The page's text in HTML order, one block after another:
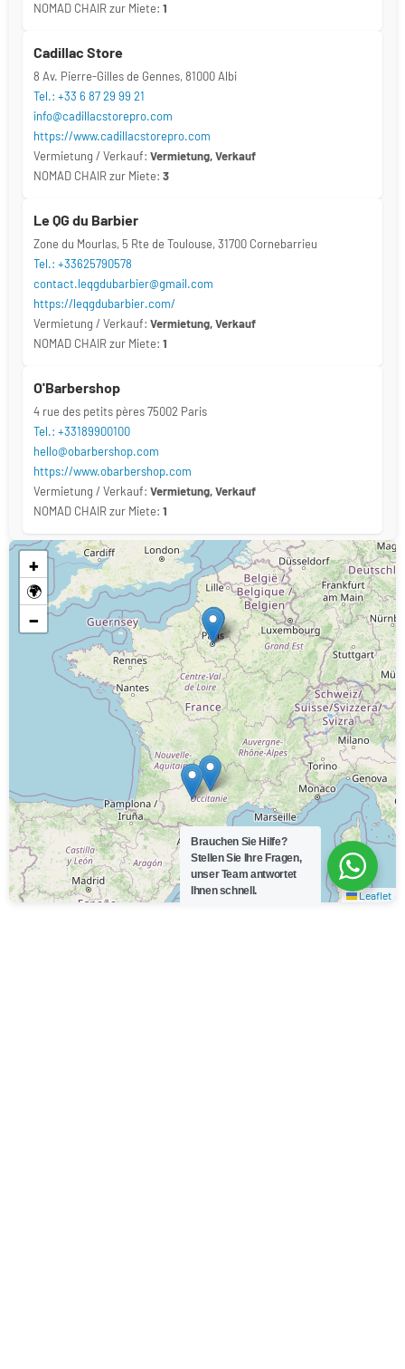
NOMAD CHAIR zur Miete: 1
Cadillac Store
8 Av. Pierre-Gilles de Gennes, 81000 Albi
Tel.: +33 6 87 29 99 21
info@cadillacstorepro.com
https://www.cadillacstorepro.com
Vermietung / Verkauf: Vermietung, Verkauf
NOMAD CHAIR zur Miete: 3
Le QG du Barbier
Zone du Mourlas, 5 Rte de Toulouse, 31700 Cornebarrieu
Tel.: +33625790578
contact.leqgdubarbier@gmail.com
https://leqgdubarbier.com/
Vermietung / Verkauf: Vermietung, Verkauf
NOMAD CHAIR zur Miete: 1
O'Barbershop
4 rue des petits pères 75002 Paris
Tel.: +33189900100
hello@obarbershop.com
https://www.obarbershop.com
Vermietung / Verkauf: Vermietung, Verkauf
NOMAD CHAIR zur Miete: 1
+
🌍
−
Leaflet
Brauchen Sie Hilfe?
Stellen Sie Ihre Fragen,
unser Team antwortet
Ihnen schnell.